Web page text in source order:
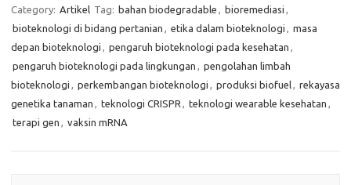
Category: Artikel Tag: bahan biodegradable , bioremediasi ,
bioteknologi di bidang pertanian , etika dalam bioteknologi , masa
depan bioteknologi , pengaruh bioteknologi pada kesehatan ,
pengaruh bioteknologi pada lingkungan , pengolahan limbah
bioteknologi , perkembangan bioteknologi , produksi biofuel, rekayasa
genetika tanaman , teknologi CRISPR , teknologi wearable kesehatan ,
terapi gen , vaksin mRNA